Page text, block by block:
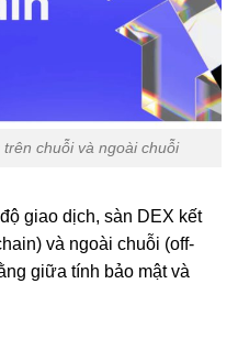
chuỗi và ngoài chuỗi
giao dịch, sàn DEX kết
và ngoài chuỗi (off-
giữa tính bảo mật và